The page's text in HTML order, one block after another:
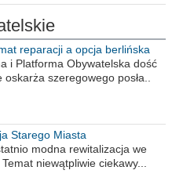
reparacji a opcja berlińska
i Platforma Obywatelska dość
oskarża szeregowego posła..
Starego Miasta
modna rewitalizacja we
Temat niewątpliwie ciekawy...